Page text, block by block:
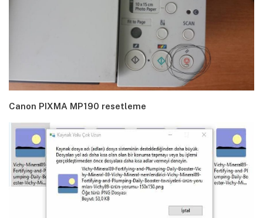
Canon PIXMA MP190 resetleme